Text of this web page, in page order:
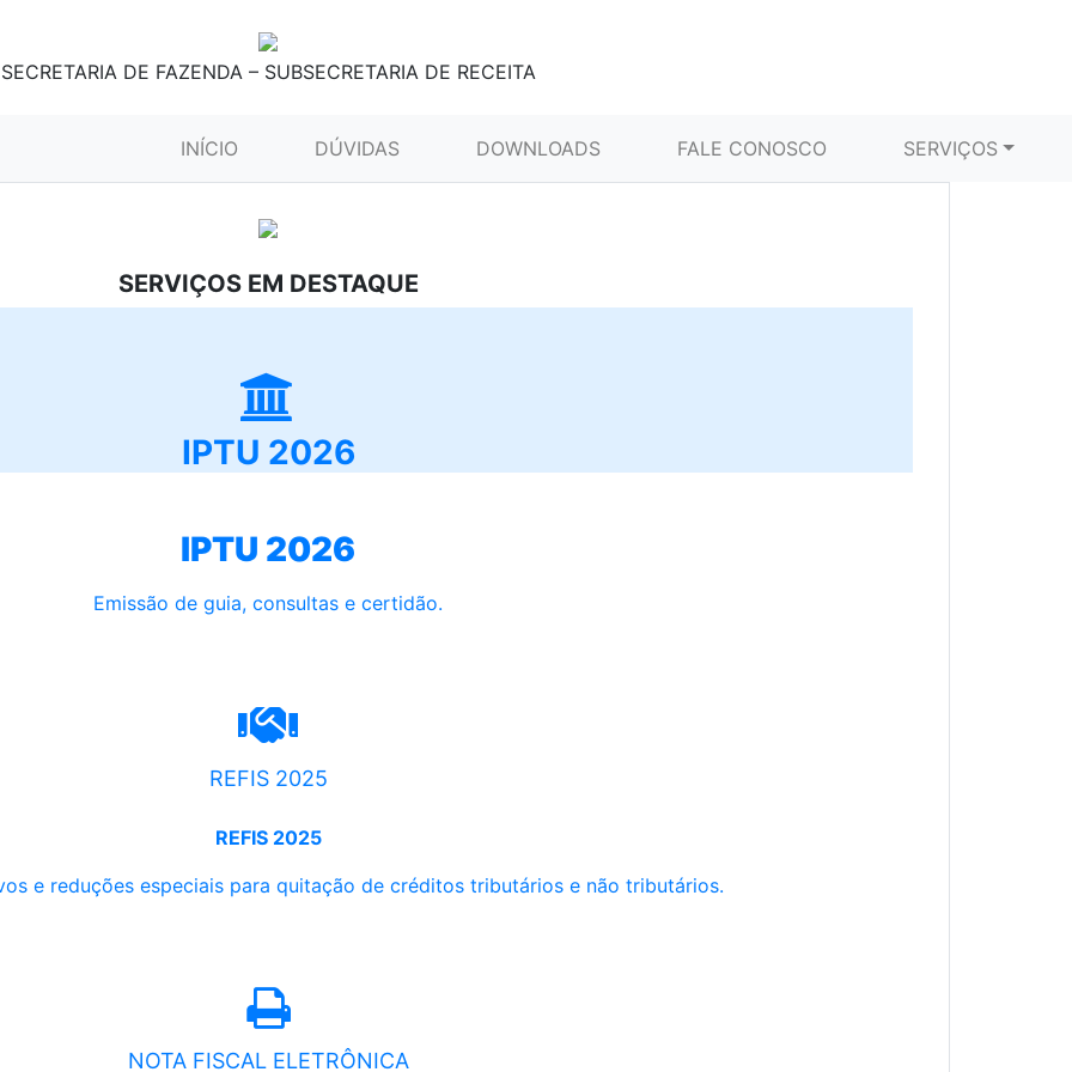
SECRETARIA DE FAZENDA – SUBSECRETARIA DE RECEITA
INÍCIO (CURRENT)DÚVIDAS DOWNLOADS FALE CONOSCO SERVIÇOS
SERVIÇOS EM DESTAQUE
IPTU 2026
IPTU 2026
Emissão de guia, consultas e certidão.
REFIS 2025
REFIS 2025
e reduções especiais para quitação de créditos tributários e não tributários.
NOTA FISCAL ELETRÔNICA